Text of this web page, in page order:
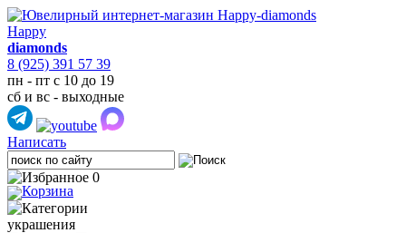
Happy
diamonds
8 (925) 391 57 39
пн - пт с 10 до 19
сб и вс - выходные
Написать
0
украшения